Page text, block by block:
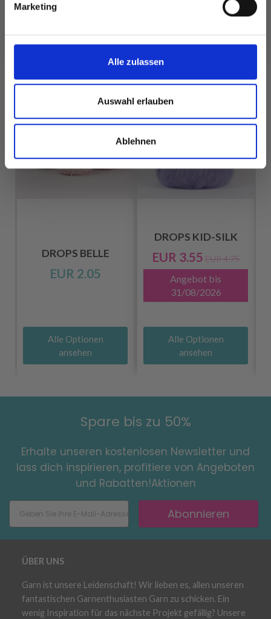
Marketing
Alle zulassen
Auswahl erlauben
Ablehnen
DROPS BELLE
EUR 2.05
Alle Optionen
ansehen
DROPS KID-SILK
EUR 3.55 EUR 4.75
Angebot bis
31/08/2026
Alle Optionen
ansehen
Spare bis zu 50%
Erhalte unseren kostenlosen Newsletter und
lass dich inspirieren, profitiere von Angeboten
und Rabatten!Aktionen
Abonnieren
ÜBER UNS
Garn ist unsere Leidenschaft! Wir lieben es, allen unseren
fantastischen Garnenthusiasten Garn zu schicken. Ein
wenig Inspiration für das nächste Projekt gefällig? Unsere